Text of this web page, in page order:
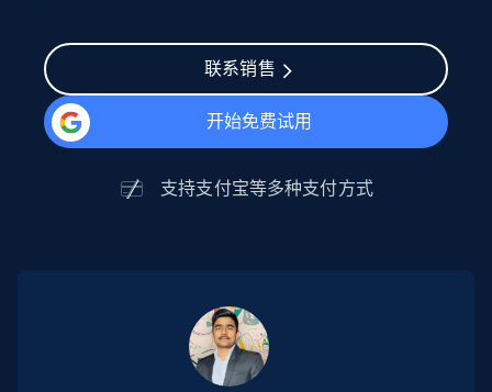
联系销售
开始免费试用
支持支付宝等多种支付方式